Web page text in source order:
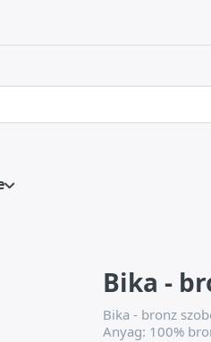
amint beírja őket.
Bika -
Bika - bronz
Anyag: 100%